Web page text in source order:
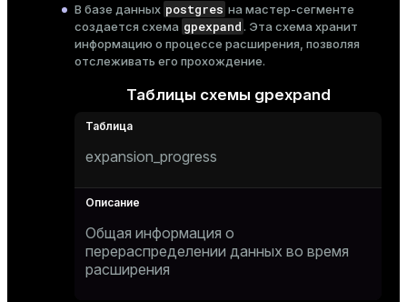
В базе данных postgres на мастер-сегменте
создается схема gpexpand. Эта схема хранит
информацию о процессе расширения, позволяя
отслеживать его прохождение.
Таблицы схемы gpexpand
expansion_progress
Общая информация о
перераспределении данных во время
расширения